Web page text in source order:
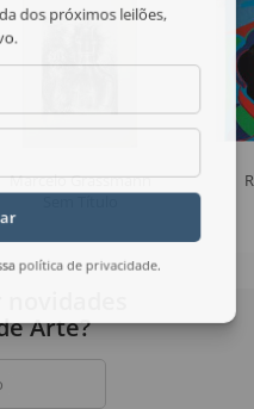
Marcelo Grassmann
dos próximos leilões,
política de privacidade.
Arte?